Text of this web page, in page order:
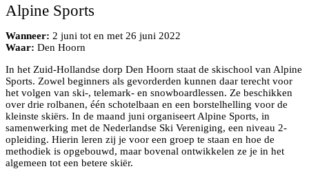
Alpine Sports
Wanneer: 2 juni tot en met 26 juni 2022
Waar: Den Hoorn
In het Zuid-Hollandse dorp Den Hoorn staat de skischool van Alpine
Sports. Zowel beginners als gevorderden kunnen daar terecht voor
het volgen van ski-, telemark- en snowboardlessen. Ze beschikken
over drie rolbanen, één schotelbaan en een borstelhelling voor de
kleinste skiërs. In de maand juni organiseert Alpine Sports, in
samenwerking met de Nederlandse Ski Vereniging, een niveau 2-
opleiding. Hierin leren zij je voor een groep te staan en hoe de
methodiek is opgebouwd, maar bovenal ontwikkelen ze je in het
algemeen tot een betere skiër.